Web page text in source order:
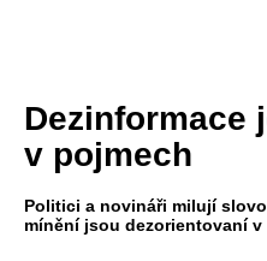
Dezinformace
v pojmech
Politici a novináři milují
mínění jsou dezorientovaní